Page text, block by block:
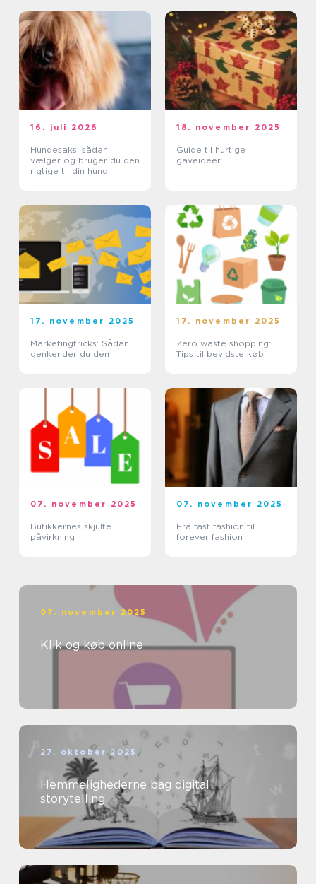
16. juli 2026
Hundesaks: sådan
vælger og bruger du den
rigtige til din hund
18. november 2025
Guide til hurtige
gaveidéer
17. november 2025
Marketingtricks: Sådan
genkender du dem
17. november 2025
Zero waste shopping:
Tips til bevidste køb
07. november 2025
Butikkernes skjulte
påvirkning
07. november 2025
Fra fast fashion til
forever fashion
07. november 2025
Klik og køb online
27. oktober 2025
Hemmelighederne bag digital
storytelling